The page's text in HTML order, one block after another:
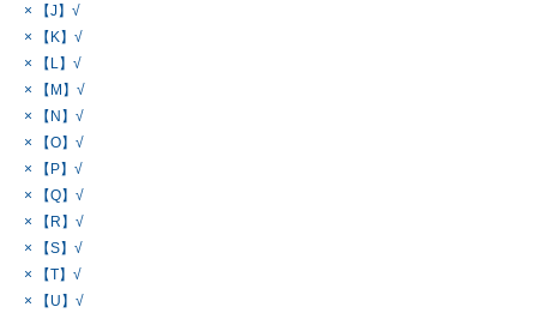
× 【J】√
× 【K】√
× 【L】√
× 【M】√
× 【N】√
× 【O】√
× 【P】√
× 【Q】√
× 【R】√
× 【S】√
× 【T】√
× 【U】√